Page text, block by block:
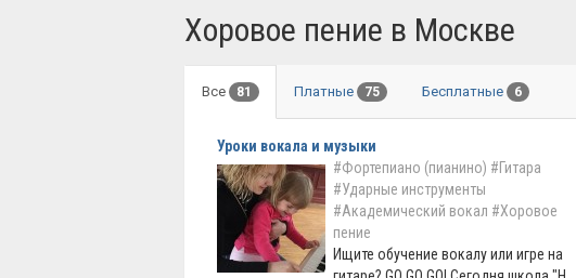
Хоровое пение в Москве
Все 81 Платные 75 Бесплатные 6
Уроки вокала и музыки
#Фортепиано (пианино) #Гитара
#Ударные инструменты
#Академический вокал #Хоровое
пение
Ищите обучение вокалу или игре на